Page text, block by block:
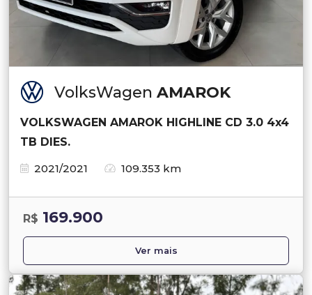
VolksWagen AMAROK
VOLKSWAGEN AMAROK HIGHLINE CD 3.0 4x4
TB DIES.
2021/2021
109.353 km
R$ 169.900
Ver mais